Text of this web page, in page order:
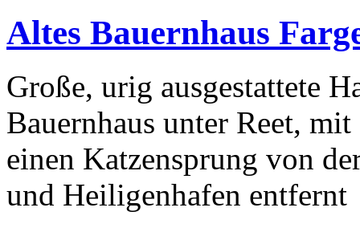
Altes Bauernhaus
Große, urig ausgestattete
Bauernhaus unter Reet,
einen Katzensprung von
und Heiligenhafen entfernt